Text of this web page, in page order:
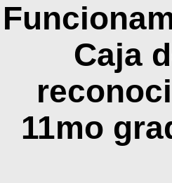
Caja
11mo